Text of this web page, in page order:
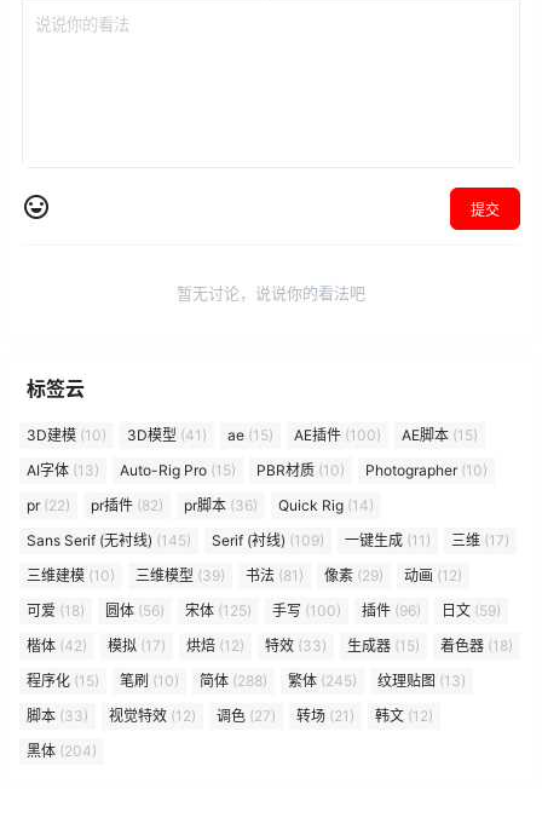
提交
暂无讨论，说说你的看法吧
标签云
3D建模 (10) 3D模型 (41) ae (15) AE插件 (100) AE脚本 (15)
AI字体 (13) Auto-Rig Pro (15) PBR材质 (10) Photographer(10)
pr(22) pr插件 (82) pr脚本 (36) Quick Rig (14)
Sans Serif (无衬线) (145) Serif (衬线) (109) 一键生成 (11) 三维 (17)
三维建模 (10) 三维模型 (39) 书法 (81) 像素 (29) 动画 (12)
可爱 (18) 圆体 (56) 宋体 (125) 手写 (100) 插件 (96) 日文 (59)
楷体 (42) 模拟 (17) 烘焙 (12) 特效 (33) 生成器 (15) 着色器 (18)
程序化 (15) 笔刷 (10) 简体 (288) 繁体 (245) 纹理贴图 (13)
脚本 (33) 视觉特效 (12) 调色 (27) 转场 (21) 韩文 (12)
黑体 (204)